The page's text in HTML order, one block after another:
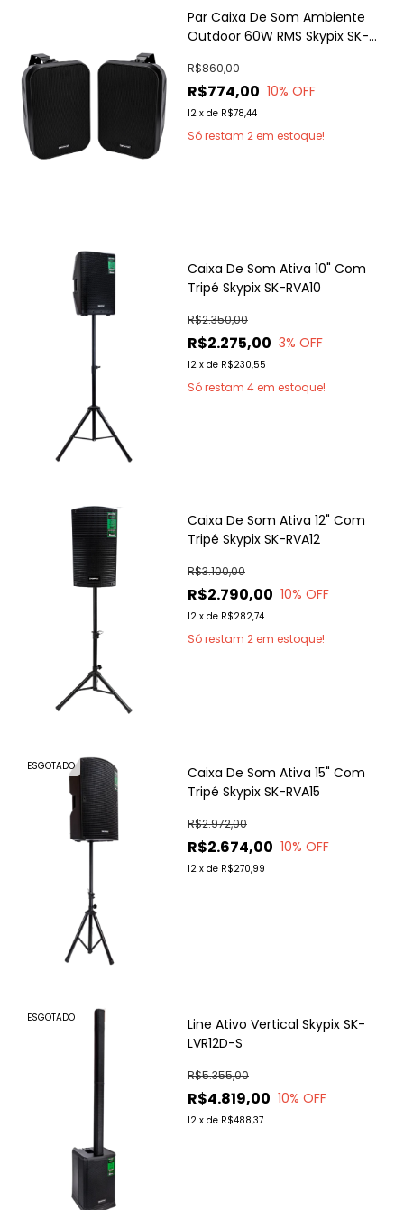
Par Caixa De Som Ambiente
Outdoor 60W RMS Skypix SK-
R$774,00
R$860,00
10% OFF
12 x de R$78,44
Só restam 2 em estoque!
Caixa De Som Ativa 10" Com
Tripé Skypix SK-RVA10
R$2.275,00
R$2.350,00
3% OFF
12 x de R$230,55
Só restam 4 em estoque!
Caixa De Som Ativa 12" Com
Tripé Skypix SK-RVA12
R$2.790,00
R$3.100,00
10% OFF
12 x de R$282,74
Só restam 2 em estoque!
ESGOTADO
Caixa De Som Ativa 15" Com
Tripé Skypix SK-RVA15
R$2.674,00
R$2.972,00
10% OFF
12 x de R$270,99
ESGOTADO
Line Ativo Vertical Skypix SK-
LVR12D-S
R$4.819,00
R$5.355,00
10% OFF
12 x de R$488,37